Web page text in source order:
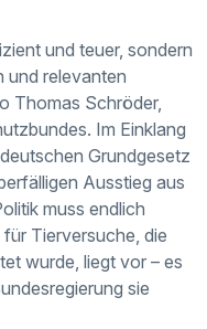
und teuer, sondern
und relevanten
Thomas Schröder,
Im Einklang
Grundgesetz
Ausstieg aus
muss endlich
Tierversuche, die
wurde, liegt vor – es
sie